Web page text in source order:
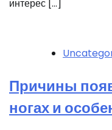
интерес […]
Причины
ногах и